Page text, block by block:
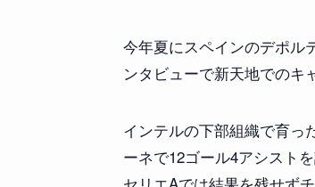
今年夏にスペインのデポル
ンタビューで新天地でのキ
インテルの下部組織で育っ
ーネで12ゴール4アシスト